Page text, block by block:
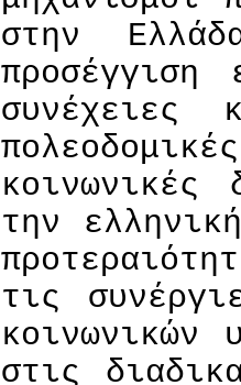
στην
προσέγγιση
συνέχειες
την
τις
κοινωνικών
στις